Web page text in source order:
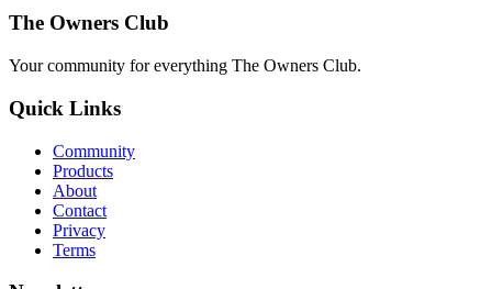
The Owners Club
Your community for everything The Owners Club.
Quick Links
Community
Products
About
Contact
Privacy
Terms